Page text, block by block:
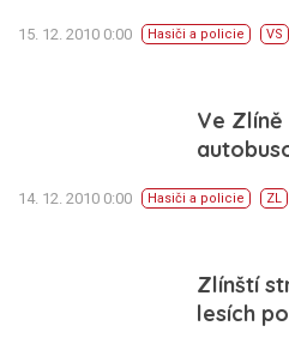
15. 12. 2010 0:00 Hasiči a policie VS
Ve
14. 12. 2010 0:00 Hasiči a policie ZL
Zlínští
lesích